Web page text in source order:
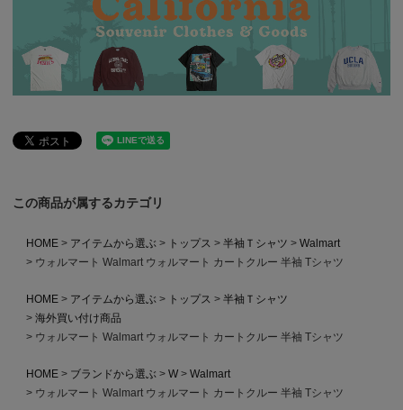
この商品が属するカテゴリ
HOME アイテムから選ぶ トップス 半袖Ｔシャツ
Walmart
ウォルマート Walmart ウォルマート カートクルー 半袖 Tシャツ
HOME アイテムから選ぶ トップス
半袖Ｔシャツ
海外買い付け商品
ウォルマート Walmart ウォルマート カートクルー 半袖 Tシャツ
HOME ブランドから選ぶ W
Walmart
ウォルマート Walmart ウォルマート カートクルー 半袖 Tシャツ